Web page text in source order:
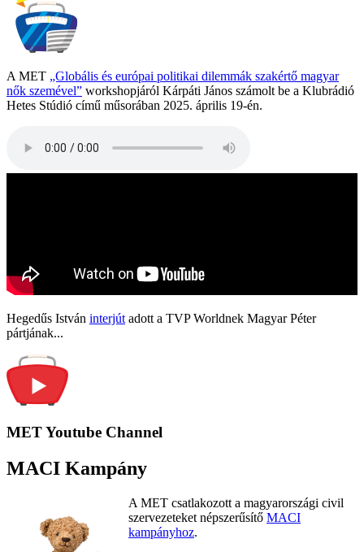
A MET „Globális és európai politikai dilemmák szakértő magyar
nők szemével” workshopjáról Kárpáti János számolt be a Klubrádió
Hetes Stúdió című műsorában 2025. április 19-én.
Hegedűs István interjút adott a TVP Worldnek Magyar Péter
pártjának...
MET Youtube Channel
MACI Kampány
A MET csatlakozott a magyarországi civil
szervezeteket népszerűsítő MACI
kampányhoz.